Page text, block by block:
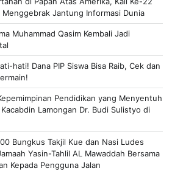
Menggebrak Jantung Informasi Dunia
Muhammad Qasim Kembali Jadi
hati! Dana PIP Siswa Bisa Raib, Cek dan
Pendidikan yang Menyentuh
Lamongan Dr. Budi Sulistyo di
Bungkus Takjil Kue dan Nasi Ludes
Yasin-Tahlil AL Mawaddah Bersama
Kepada Pengguna Jalan